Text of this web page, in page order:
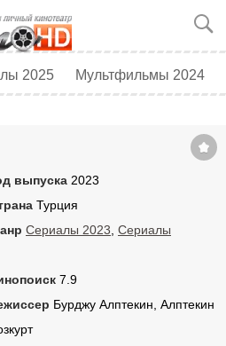
2025 Мультфильмы 2024
выпуска 2023
Турция
Сериалы 2023 Сериалы
7.9
Бурджу Алптекин, Алптекин